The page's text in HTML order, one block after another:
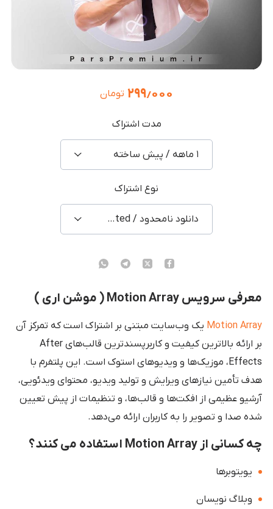
۲۹۹٫۰۰۰ تومان
مدت اشتراک
۱ ماهه / پیش ساخته
نوع اشتراک
دانلود نامحدود / Unlimited
معرفی سرویس Motion Array ( موشن اری )
Motion Array یک وب‌سایت مبتنی بر اشتراک است که تمرکز آن
بر ارائه بالاترین کیفیت و کاربرپسندترین قالب‌های After
Effects، موزیک‌ها و ویدیوهای استوک است. این پلتفرم با
هدف تأمین نیازهای ویرایش و تولید ویدیو، محتوای ویدئویی،
آرشیو عظیمی از افکت‌ها و قالب‌ها، و تنظیمات از پیش تعیین
شده صدا و تصویر را به کاربران ارائه می‌دهد.
چه کسانی از Motion Array استفاده می کنند؟
یویتوبرها
وبلاگ نویسان